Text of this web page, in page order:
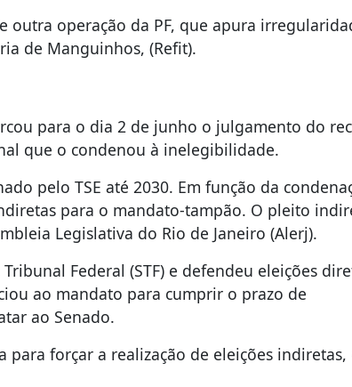
outra operação da PF, que apura
de Manguinhos, (Refit).
para o dia 2 de junho o julgamento do
que o condenou à inelegibilidade.
pelo TSE até 2030. Em função da
para o mandato-tampão. O pleito
Legislativa do Rio de Janeiro (Alerj).
Federal (STF) e defendeu eleições
ao mandato para cumprir o prazo de
ao Senado.
forçar a realização de eleições indiretas,